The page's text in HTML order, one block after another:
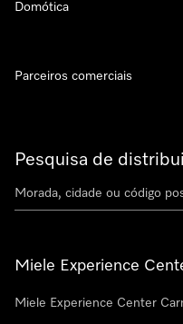
Pesquisa de
Miele Experience
Miele Experience Center
Domótica
Parceiros comerciais